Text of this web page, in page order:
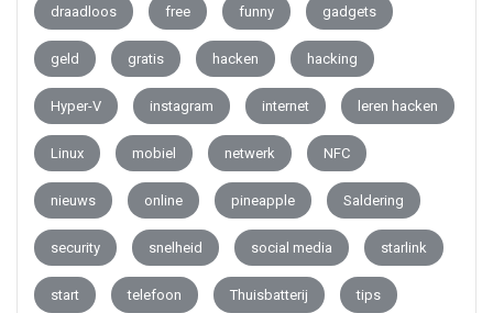
draadloos free funny gadgets
geld gratis hacken hacking
Hyper-V instagram internet leren hacken
Linux mobiel netwerk NFC
nieuws online pineapple Saldering
security snelheid social media starlink
start telefoon Thuisbatterij tips